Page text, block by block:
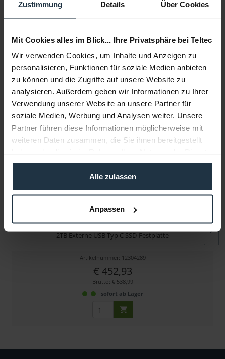
Zustimmung Details Über Cookies
Mit Cookies alles im Blick... Ihre Privatsphäre bei Teltec
Wir verwenden Cookies, um Inhalte und Anzeigen zu
personalisieren, Funktionen für soziale Medien anbieten
zu können und die Zugriffe auf unsere Website zu
analysieren. Außerdem geben wir Informationen zu Ihrer
Verwendung unserer Website an unsere Partner für
soziale Medien, Werbung und Analysen weiter. Unsere
Partner führen diese Informationen möglicherweise mit
weiteren Daten zusammen, die Sie ihnen bereitgestellt
gesammelt haben.
Alle zulassen
Anpassen
Beratung
Medien
Infos zu Hersteller & Produktsicherheit
Folgende Infos zum Hersteller sind verfübar......
Weitere Artikel von Samsung ansehen
Samsung SSD T7 2TB Titan grey USB-C
2TB Externe USB Typ C SSD-Festplatte
Artikelnummer: 12304289
€ 452,93
Brutto: € 538,99
sofort ab Lager